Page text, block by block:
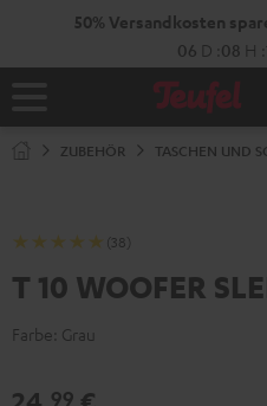
50% Versandkosten
06 D :08 H
Startseite
ZUBEHÖR TASCHEN UND
(38)
T 10 WOOFER
Farbe: Grau
99